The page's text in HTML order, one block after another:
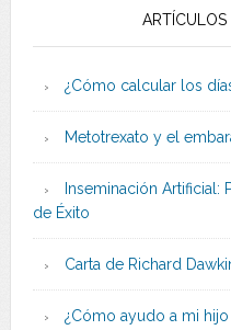
ARTÍCULOS
¿Cómo calcular los
Metotrexato y el
Inseminación
de Éxito
Carta de Richard
¿Cómo ayudo a mi